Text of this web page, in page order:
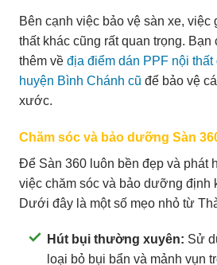
Bên cạnh việc bảo vệ sàn xe, việc
thất khác cũng rất quan trọng. Bạn
thêm về địa điểm dán PPF nội
huyện Bình Chánh cũ để bảo vệ
xước.
Chăm sóc và bảo dưỡng Sàn
Để Sàn 360 luôn bền đẹp và phát
việc chăm sóc và bảo dưỡng định
Dưới đây là một số mẹo nhỏ từ
Hút bụi thường xuyên: Sử
loại bỏ bụi bẩn và mảnh vụn